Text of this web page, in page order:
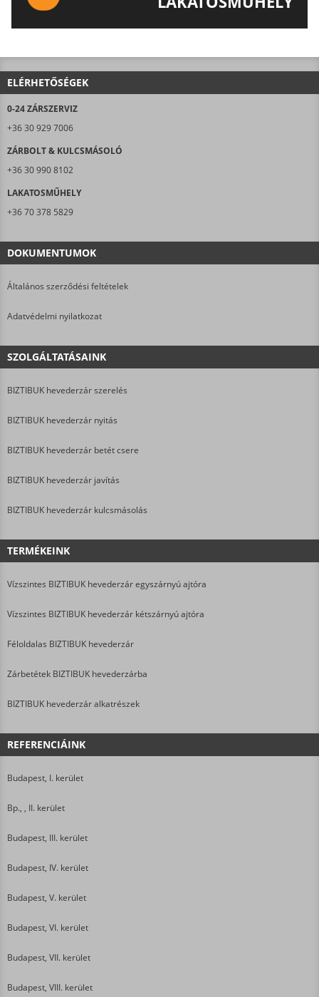
ELÉRHETŐSÉGEK
0-24 ZÁRSZERVIZ
+36 30 929 7006
ZÁRBOLT & KULCSMÁSOLÓ
+36 30 990 8102
LAKATOSMŰHELY
+36 70 378 5829
DOKUMENTUMOK
Általános szerződési feltételek
Adatvédelmi nyilatkozat
SZOLGÁLTATÁSAINK
BIZTIBUK hevederzár szerelés
BIZTIBUK hevederzár nyitás
BIZTIBUK hevederzár betét csere
BIZTIBUK hevederzár javítás
BIZTIBUK hevederzár kulcsmásolás
TERMÉKEINK
Vízszintes BIZTIBUK hevederzár egyszárnyú ajtóra
Vízszintes BIZTIBUK hevederzár kétszárnyú ajtóra
Féloldalas BIZTIBUK hevederzár
Zárbetétek BIZTIBUK hevederzárba
BIZTIBUK hevederzár alkatrészek
REFERENCIÁINK
Budapest, I. kerület
Bp., , II. kerület
Budapest, III. kerület
Budapest, IV. kerület
Budapest, V. kerület
Budapest, VI. kerület
Budapest, VII. kerület
Budapest, VIII. kerület